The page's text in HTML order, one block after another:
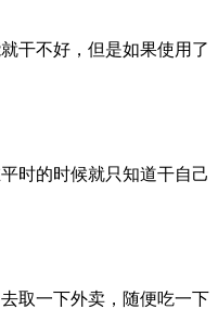
干不好，但是如果使用了
时的时候就只知道干自己
取一下外卖，随便吃一下